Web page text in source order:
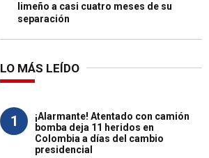
limeño a casi cuatro meses de su
separación
LO MÁS LEÍDO
1
¡Alarmante! Atentado con camión
bomba deja 11 heridos en
Colombia a días del cambio
presidencial